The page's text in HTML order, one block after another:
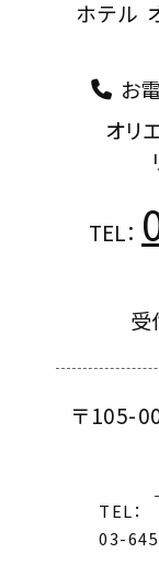
ホテル
お
オリ
TEL：
受
〒105-
TEL：
03-